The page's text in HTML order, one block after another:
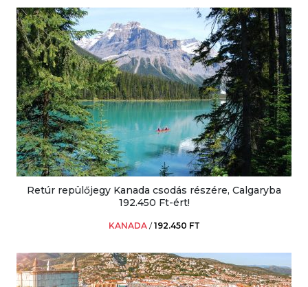
Retúr repülőjegy Kanada csodás részére, Calgaryba
192.450 Ft-ért!
KANADA /192.450 FT